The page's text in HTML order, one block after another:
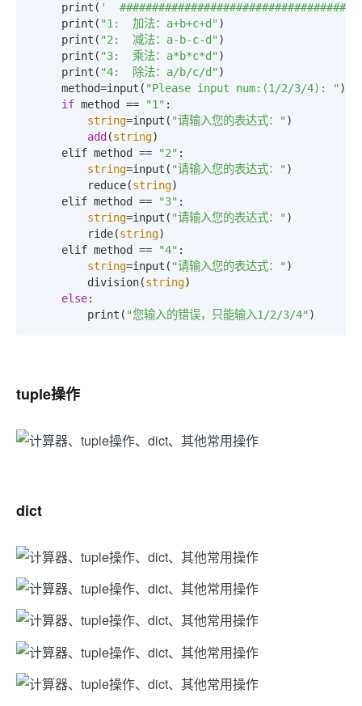
    print(
'
    print(
"1:  加法：a+b+c+d" )
    print(
"2:  减法：a-b-c-d" )
    print(
"3:  乘法：a*b*c*d" )
    print(
"4:  除法：a/b/c/d" )
    method=input(
"Please input num:(1/2/3/4): " )
if method == "1" :
string=input( "请输入您的表达式：" )
add (string)
    elif method ==
"2" :
string=input( "请输入您的表达式：" )
        reduce(
string)
    elif method ==
"3" :
string=input( "请输入您的表达式：" )
        ride(
string)
    elif method ==
"4" :
string=input( "请输入您的表达式：" )
        division(
string)
else:
        print(
"您输入的错误，只能输入1/2/3/4" )
tuple操作
dict